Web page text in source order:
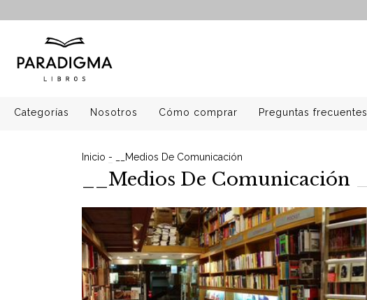
Categorías Nosotros Cómo comprar Preguntas frecuentes
Inicio - __Medios De Comunicación
__Medios De Comunicación